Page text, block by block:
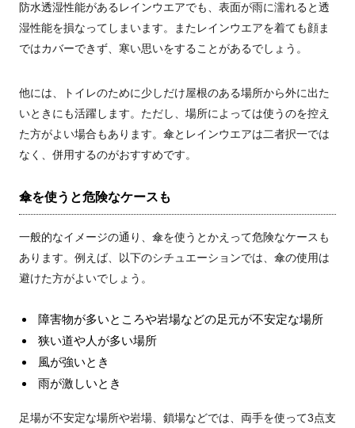
防水透湿性能があるレインウエアでも、表面が雨に濡れると透
湿性能を損なってしまいます。またレインウエアを着ても顔ま
ではカバーできず、寒い思いをすることがあるでしょう。
他には、トイレのために少しだけ屋根のある場所から外に出た
いときにも活躍します。ただし、場所によっては使うのを控え
た方がよい場合もあります。傘とレインウエアは二者択一では
なく、併用するのがおすすめです。
傘を使うと危険なケースも
一般的なイメージの通り、傘を使うとかえって危険なケースも
あります。例えば、以下のシチュエーションでは、傘の使用は
避けた方がよいでしょう。
障害物が多いところや岩場などの足元が不安定な場所
狭い道や人が多い場所
風が強いとき
雨が激しいとき
足場が不安定な場所や岩場、鎖場などでは、両手を使って3点支